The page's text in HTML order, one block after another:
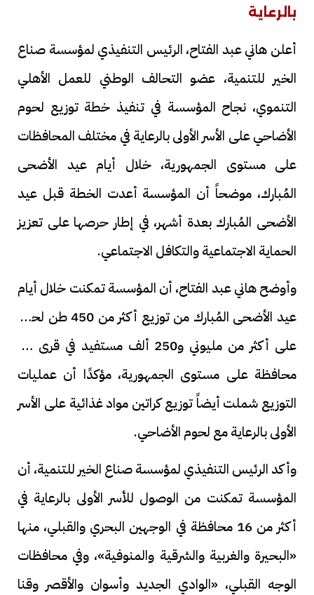
بالرعاية
أعلن هاني عبد الفتاح، الرئيس التنفيذي لمؤسسة صناع
الخير للتنمية، عضو التحالف الوطني للعمل الأهلي
التنموي، نجاح المؤسسة في تنفيذ خطة توزيع لحوم
الأضاحي على الأسر الأولى بالرعاية في مختلف المحافظات
على مستوى الجمهورية، خلال أيام عيد الأضحى
المُبارك، موضحاً أن المؤسسة أعدت الخطة قبل عيد
الأضحى المُبارك بعدة أشهر، في إطار حرصها على تعزيز
الحماية الاجتماعية والتكافل الاجتماعي.
وأوضح هاني عبد الفتاح، أن المؤسسة تمكنت خلال أيام
عيد الأضحى المُبارك من توزيع أكثر من 450 طن لحوم
على أكثر من مليوني و250 ألف مستفيد في قرى 16
محافظة على مستوى الجمهورية، مؤكدًا أن عمليات
التوزيع شملت أيضاً توزيع كراتين مواد غذائية على الأسر
الأولى بالرعاية مع لحوم الأضاحي.
وأكد الرئيس التنفيذي لمؤسسة صناع الخير للتنمية، أن
المؤسسة تمكنت من الوصول للأسر الأولى بالرعاية في
أكثر من 16 محافظة في الوجهين البحري والقبلي، منها
«البحيرة والغربية والشرقية والمنوفية»، وفي محافظات
الوجه القبلي، «الوادي الجديد وأسوان والأقصر وقنا